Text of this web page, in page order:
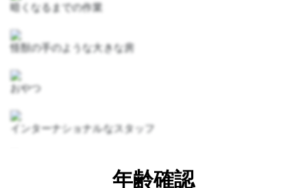
暗くなるまでの作業
怪獣の手のような大きな房
おやつ
インターナショナルなスタッフ
年齢確認